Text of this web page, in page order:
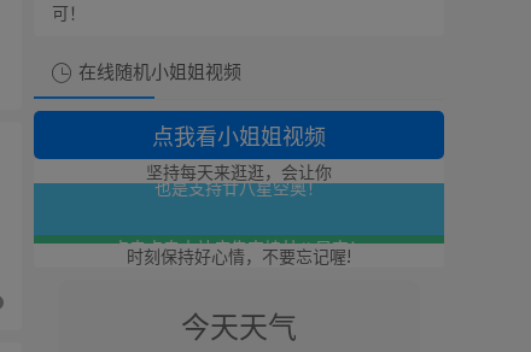
可！
在线随机小姐姐视频
点我看小姐姐视频
坚持每天来逛逛，会让你
可以点击本站的广告奥！
没事点击一下本站广告！
谢谢朋友们了奥！！
时刻保持好心情，不要忘记喔!
今天天气